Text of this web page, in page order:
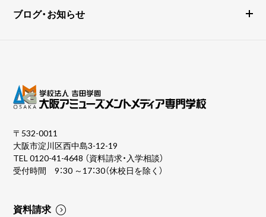
ブログ・お知らせ
〒532-0011
大阪市淀川区西中島3-12-19
TEL0120-41-4648 （資料請求・入学相談）
受付時間 9：30 ～17：30（休校日を除く）
資料請求